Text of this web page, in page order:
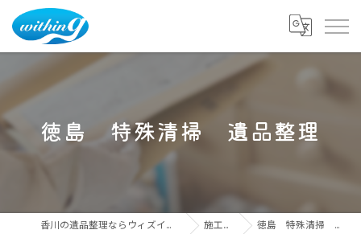
徳島 特殊清掃 遺品整理
香川の遺品整理ならウィズイング株式会社 施工事例 徳島 特殊清掃 遺品整理